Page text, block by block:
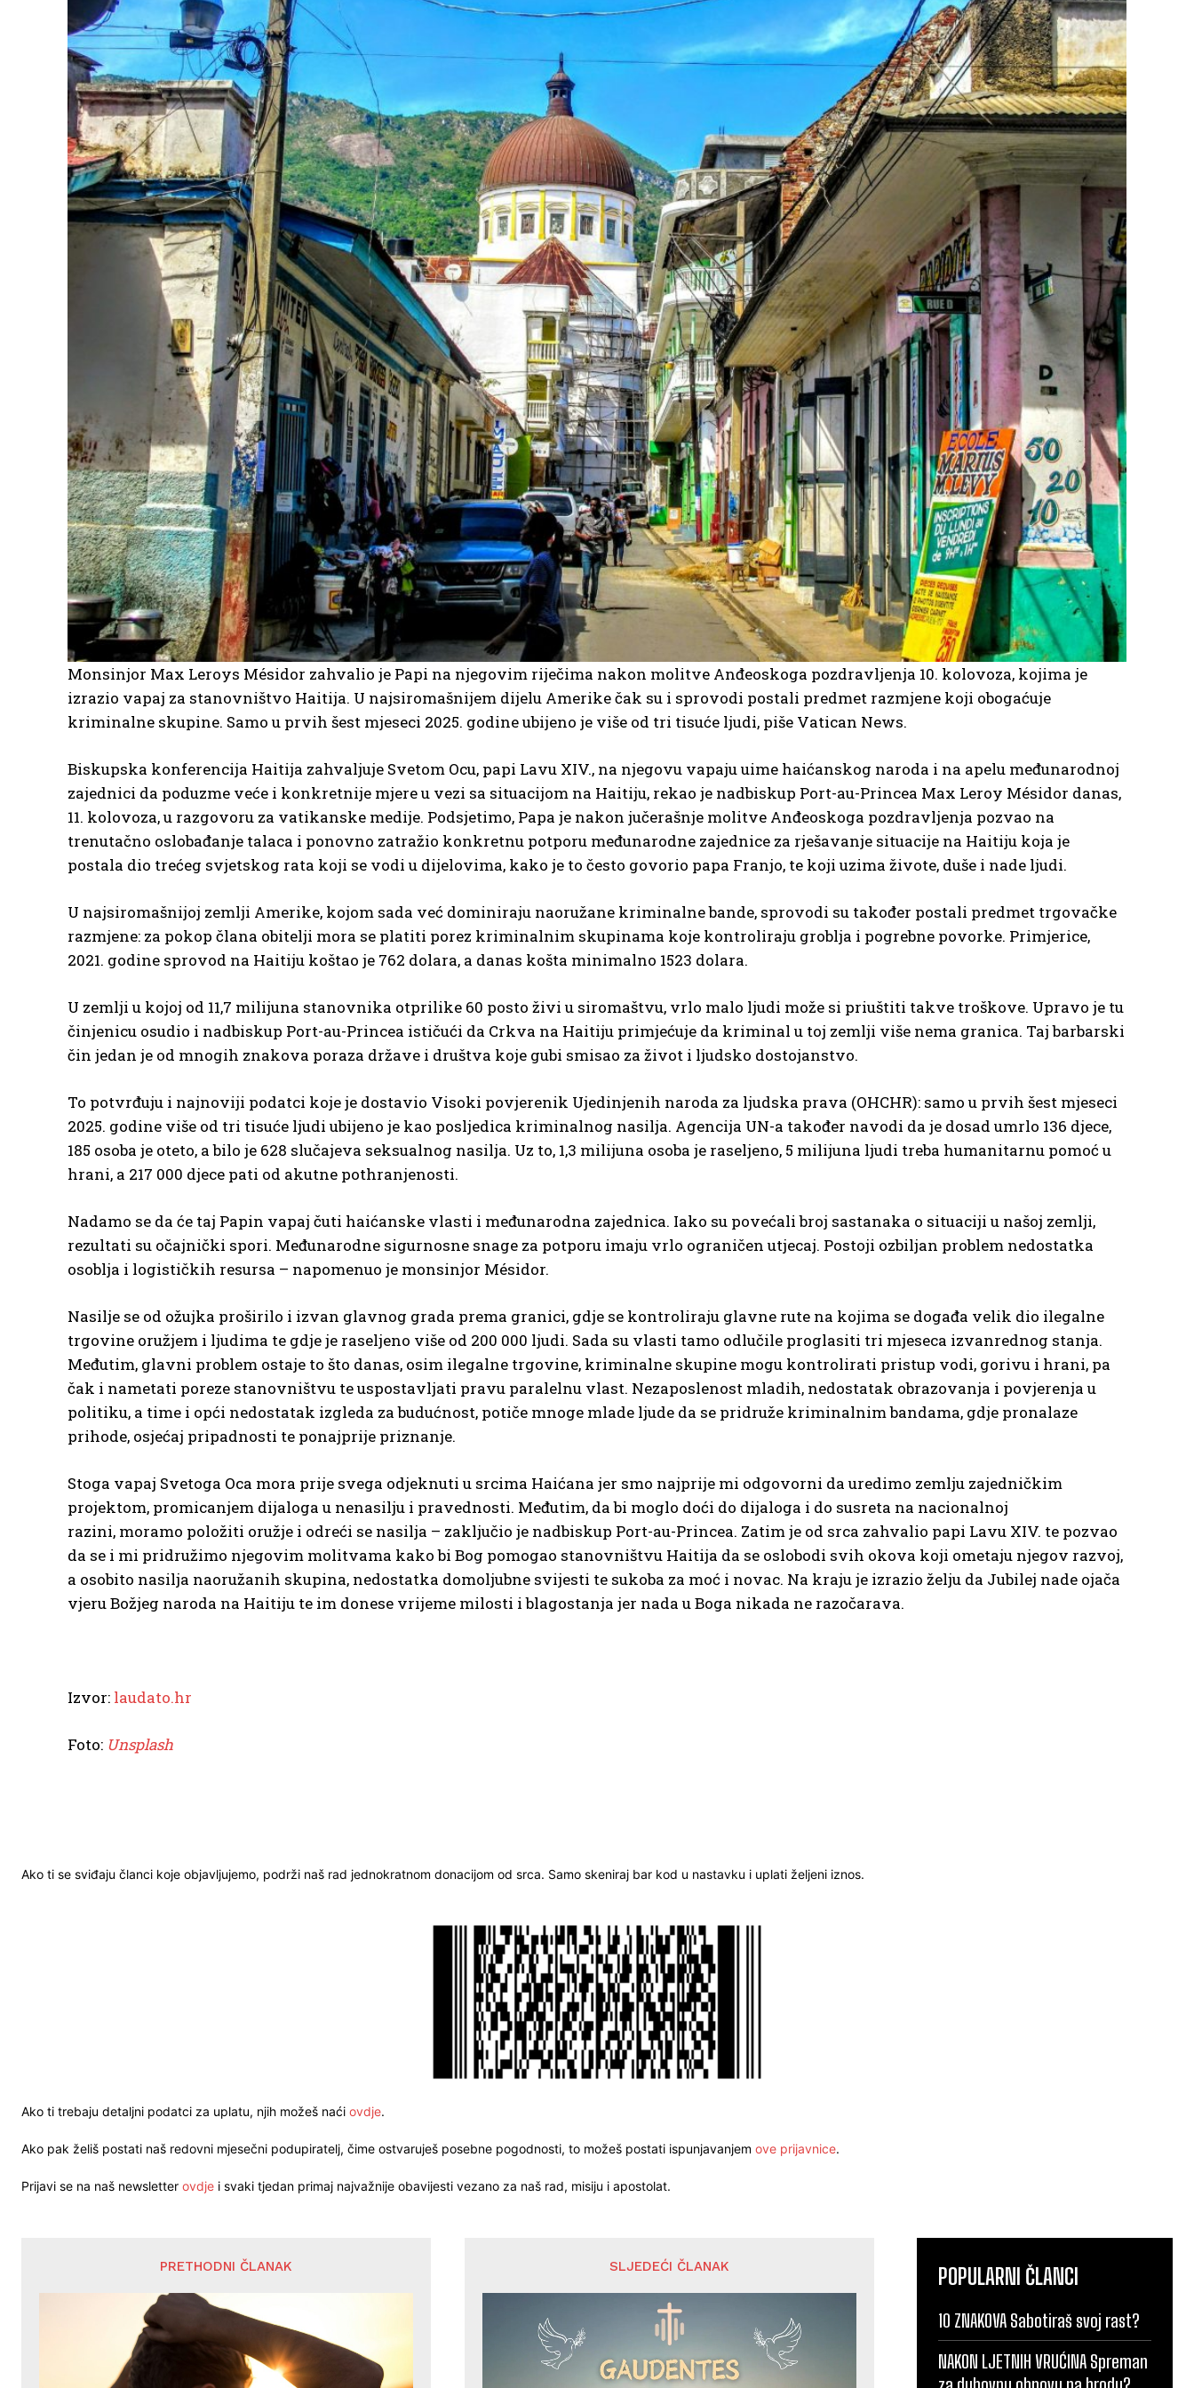
Monsinjor Max Leroys Mésidor zahvalio je Papi na njegovim riječima nakon molitve Anđeoskoga pozdravljenja 10. kolovoza, kojima je
izrazio vapaj za stanovništvo Haitija. U najsiromašnijem dijelu Amerike čak su i sprovodi postali predmet razmjene koji obogaćuje
kriminalne skupine. Samo u prvih šest mjeseci 2025. godine ubijeno je više od tri tisuće ljudi, piše Vatican News.
Biskupska konferencija Haitija zahvaljuje Svetom Ocu, papi Lavu XIV., na njegovu vapaju uime haićanskog naroda i na apelu međunarodnoj
zajednici da poduzme veće i konkretnije mjere u vezi sa situacijom na Haitiju, rekao je nadbiskup Port-au-Princea Max Leroy Mésidor danas,
11. kolovoza, u razgovoru za vatikanske medije. Podsjetimo, Papa je nakon jučerašnje molitve Anđeoskoga pozdravljenja pozvao na
trenutačno oslobađanje talaca i ponovno zatražio konkretnu potporu međunarodne zajednice za rješavanje situacije na Haitiju koja je
postala dio trećeg svjetskog rata koji se vodi u dijelovima, kako je to često govorio papa Franjo, te koji uzima živote, duše i nade ljudi.
U najsiromašnijoj zemlji Amerike, kojom sada već dominiraju naoružane kriminalne bande, sprovodi su također postali predmet trgovačke
razmjene: za pokop člana obitelji mora se platiti porez kriminalnim skupinama koje kontroliraju groblja i pogrebne povorke. Primjerice,
2021. godine sprovod na Haitiju koštao je 762 dolara, a danas košta minimalno 1523 dolara.
U zemlji u kojoj od 11,7 milijuna stanovnika otprilike 60 posto živi u siromaštvu, vrlo malo ljudi može si priuštiti takve troškove. Upravo je tu
činjenicu osudio i nadbiskup Port-au-Princea ističući da Crkva na Haitiju primjećuje da kriminal u toj zemlji više nema granica. Taj barbarski
čin jedan je od mnogih znakova poraza države i društva koje gubi smisao za život i ljudsko dostojanstvo.
To potvrđuju i najnoviji podatci koje je dostavio Visoki povjerenik Ujedinjenih naroda za ljudska prava (OHCHR): samo u prvih šest mjeseci
2025. godine više od tri tisuće ljudi ubijeno je kao posljedica kriminalnog nasilja. Agencija UN-a također navodi da je dosad umrlo 136 djece,
185 osoba je oteto, a bilo je 628 slučajeva seksualnog nasilja. Uz to, 1,3 milijuna osoba je raseljeno, 5 milijuna ljudi treba humanitarnu pomoć u
hrani, a 217 000 djece pati od akutne pothranjenosti.
Nadamo se da će taj Papin vapaj čuti haićanske vlasti i međunarodna zajednica. Iako su povećali broj sastanaka o situaciji u našoj zemlji,
rezultati su očajnički spori. Međunarodne sigurnosne snage za potporu imaju vrlo ograničen utjecaj. Postoji ozbiljan problem nedostatka
osoblja i logističkih resursa – napomenuo je monsinjor Mésidor.
Nasilje se od ožujka proširilo i izvan glavnog grada prema granici, gdje se kontroliraju glavne rute na kojima se događa velik dio ilegalne
trgovine oružjem i ljudima te gdje je raseljeno više od 200 000 ljudi. Sada su vlasti tamo odlučile proglasiti tri mjeseca izvanrednog stanja.
Međutim, glavni problem ostaje to što danas, osim ilegalne trgovine, kriminalne skupine mogu kontrolirati pristup vodi, gorivu i hrani, pa
čak i nametati poreze stanovništvu te uspostavljati pravu paralelnu vlast. Nezaposlenost mladih, nedostatak obrazovanja i povjerenja u
politiku, a time i opći nedostatak izgleda za budućnost, potiče mnoge mlade ljude da se pridruže kriminalnim bandama, gdje pronalaze
prihode, osjećaj pripadnosti te ponajprije priznanje.
Stoga vapaj Svetoga Oca mora prije svega odjeknuti u srcima Haićana jer smo najprije mi odgovorni da uredimo zemlju zajedničkim
projektom, promicanjem dijaloga u nenasilju i pravednosti. Međutim, da bi moglo doći do dijaloga i do susreta na nacionalnoj
razini, moramo položiti oružje i odreći se nasilja – zaključio je nadbiskup Port-au-Princea. Zatim je od srca zahvalio papi Lavu XIV. te pozvao
da se i mi pridružimo njegovim molitvama kako bi Bog pomogao stanovništvu Haitija da se oslobodi svih okova koji ometaju njegov razvoj,
a osobito nasilja naoružanih skupina, nedostatka domoljubne svijesti te sukoba za moć i novac. Na kraju je izrazio želju da Jubilej nade ojača
vjeru Božjeg naroda na Haitiju te im donese vrijeme milosti i blagostanja jer nada u Boga nikada ne razočarava.
Izvor: laudato.hr
Foto: Unsplash
Ako ti se sviđaju članci koje objavljujemo, podrži naš rad jednokratnom donacijom od srca. Samo skeniraj bar kod u nastavku i uplati željeni iznos.
Ako ti trebaju detaljni podatci za uplatu, njih možeš naći ovdje.
Ako pak želiš postati naš redovni mjesečni podupiratelj, čime ostvaruješ posebne pogodnosti, to možeš postati ispunjavanjem ove prijavnice.
Prijavi se na naš newsletter ovdje i svaki tjedan primaj najvažnije obavijesti vezano za naš rad, misiju i apostolat.
PRETHODNI ČLANAK SLJEDEĆI ČLANAK POPULARNI ČLANCI
10 ZNAKOVA Sabotiraš svoj rast?
NAKON LJETNIH VRUĆINA Spreman